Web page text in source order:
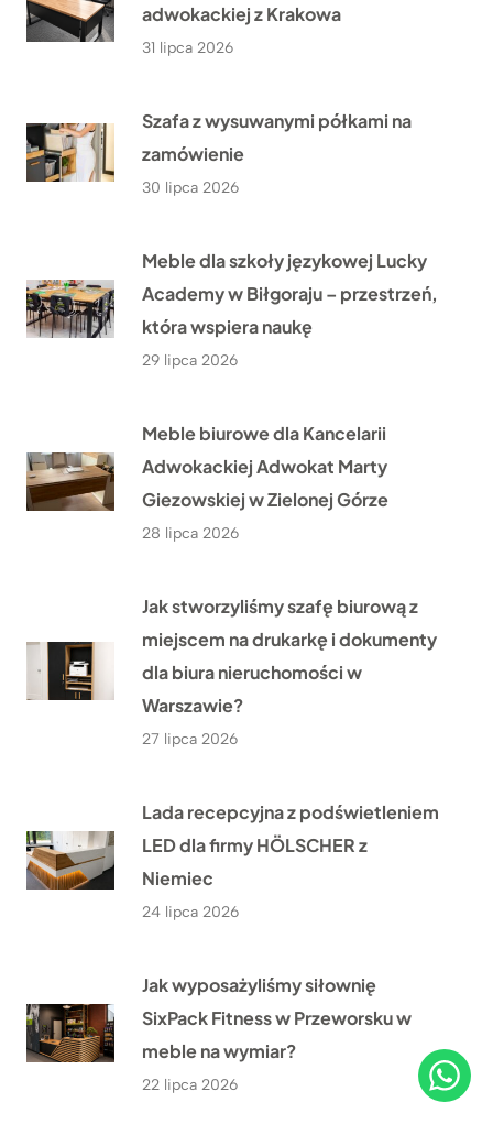
adwokackiej z Krakowa
31 lipca 2026
Szafa z wysuwanymi półkami na
zamówienie
30 lipca 2026
Meble dla szkoły językowej Lucky
Academy w Biłgoraju – przestrzeń,
która wspiera naukę
29 lipca 2026
Meble biurowe dla Kancelarii
Adwokackiej Adwokat Marty
Giezowskiej w Zielonej Górze
28 lipca 2026
Jak stworzyliśmy szafę biurową z
miejscem na drukarkę i dokumenty
dla biura nieruchomości w
Warszawie?
27 lipca 2026
Lada recepcyjna z podświetleniem
LED dla firmy HÖLSCHER z
Niemiec
24 lipca 2026
Jak wyposażyliśmy siłownię
SixPack Fitness w Przeworsku w
meble na wymiar?
22 lipca 2026